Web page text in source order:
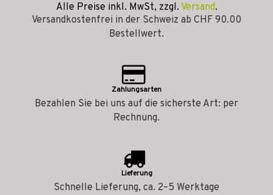
Alle Preise inkl. MwSt, zzgl. Versand.
Versandkostenfrei in der Schweiz ab CHF 90.00
Bestellwert.
Zahlungsarten
Bezahlen Sie bei uns auf die sicherste Art: per
Rechnung.
Lieferung
Schnelle Lieferung, ca. 2–5 Werktage